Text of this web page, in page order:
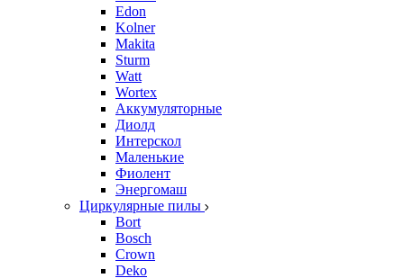
Edon
Kolner
Makita
Sturm
Watt
Wortex
Аккумуляторные
Диолд
Интерскол
Маленькие
Фиолент
Энергомаш
Циркулярные пилы
Bort
Bosch
Crown
Deko